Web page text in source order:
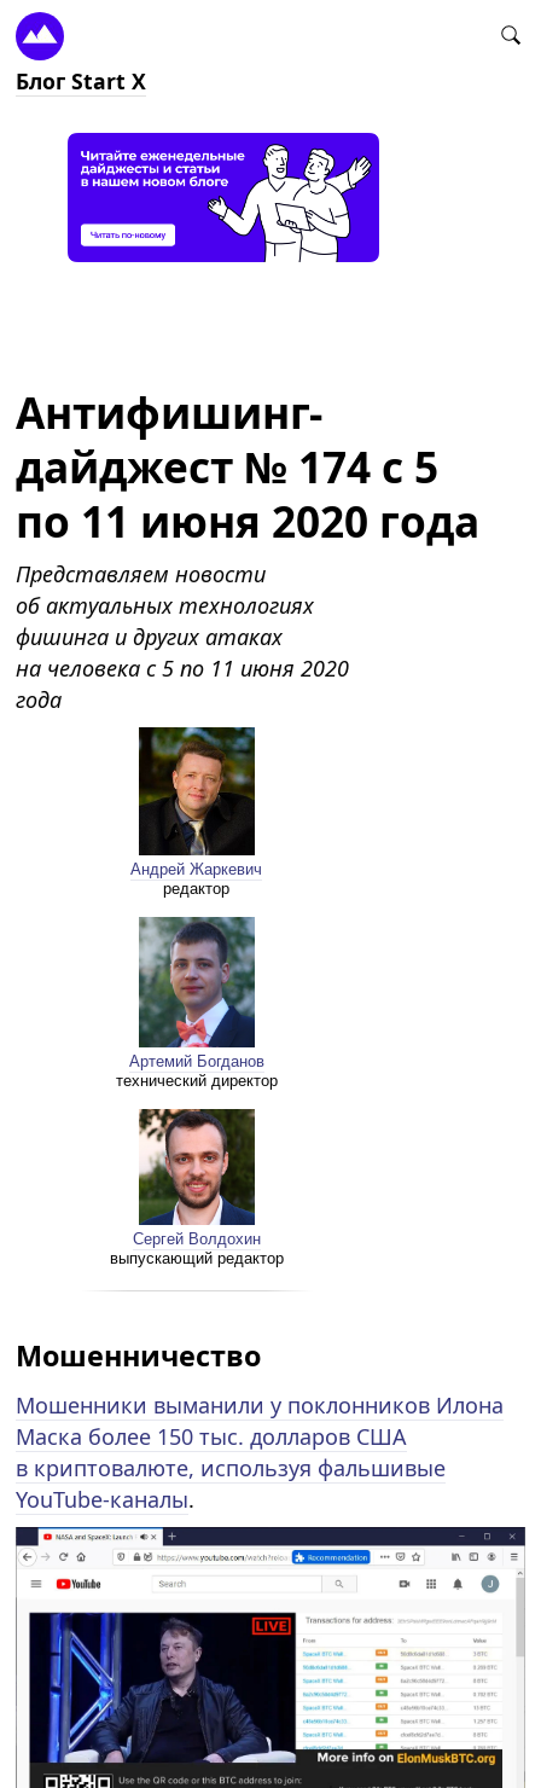
Блог Start X
Антифишинг-
дайджест № 174 с 5
по 11 июня 2020 года
Представляем новости
об актуальных технологиях
фишинга и других атаках
на человека c 5 по 11 июня 2020
года
Андрей Жаркевич
редактор
Артемий Богданов
технический директор
Сергей Волдохин
выпускающий редактор
Мошенничество
Мошенники выманили у поклонников Илона
Маска более 150 тыс. долларов США
в криптовалюте, используя фальшивые
YouTube-каналы.